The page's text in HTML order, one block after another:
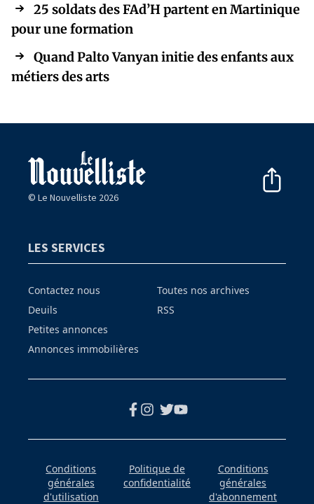
25 soldats des FAd’H partent en Martinique
pour une formation
Quand Palto Vanyan initie des enfants aux
métiers des arts
© Le Nouvelliste 2026
LES SERVICES
Contactez nous
Deuils
Petites annonces
Annonces immobilières
Toutes nos archives
RSS
Conditions
générales
d'utilisation
Politique de
confidentialité
Conditions
générales
d'abonnement